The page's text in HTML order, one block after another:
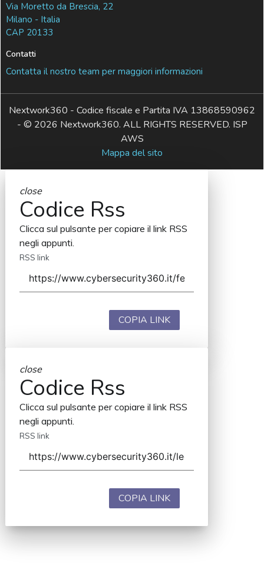
Via Moretto da Brescia, 22
Milano - Italia
CAP 20133
Contatti
Contatta il nostro team per maggiori informazioni
Nextwork360 - Codice fiscale e Partita IVA 13868590962
- © 2026 Nextwork360. ALL RIGHTS RESERVED. ISP
AWS
Mappa del sito
close
Codice Rss
Clicca sul pulsante per copiare il link RSS
negli appunti.
RSS link
COPIA LINK
close
Codice Rss
Clicca sul pulsante per copiare il link RSS
negli appunti.
RSS link
COPIA LINK